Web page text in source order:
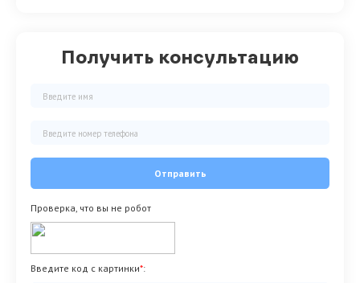
Получить консультацию
Отправить
Проверка, что вы не робот
Введите код с картинки*: